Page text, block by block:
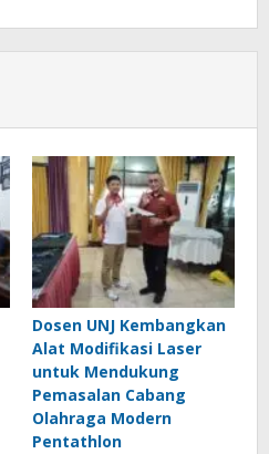
Dosen UNJ Kembangkan
Alat Modifikasi Laser
untuk Mendukung
Pemasalan Cabang
Olahraga Modern
Pentathlon